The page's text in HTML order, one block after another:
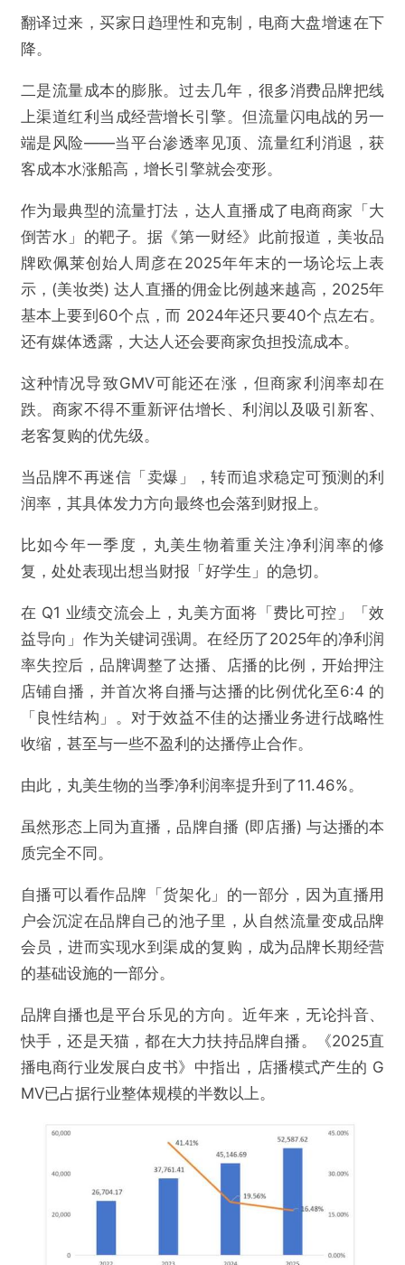
@降噪NoNoise
利润成了今年618的生死线
欺诈 色情 诱导行为
不实信息 违法犯罪 其他
提交
翻译过来，买家日趋理性和克制，电商大盘增速在下
降。
二是流量成本的膨胀。过去几年，很多消费品牌把线
上渠道红利当成经营增长引擎。但流量闪电战的另一
端是风险——当平台渗透率见顶、流量红利消退，获
客成本水涨船高，增长引擎就会变形。
作为最典型的流量打法，达人直播成了电商商家「大
倒苦水」的靶子。据《第一财经》此前报道，美妆品
牌欧佩莱创始人周彦在2025年年末的一场论坛上表
示，(美妆类) 达人直播的佣金比例越来越高，2025年
基本上要到60个点，而 2024年还只要40个点左右。
还有媒体透露，大达人还会要商家负担投流成本。
这种情况导致GMV可能还在涨，但商家利润率却在
跌。商家不得不重新评估增长、利润以及吸引新客、
老客复购的优先级。
当品牌不再迷信「卖爆」，转而追求稳定可预测的利
润率，其具体发力方向最终也会落到财报上。
比如今年一季度，丸美生物着重关注净利润率的修
复，处处表现出想当财报「好学生」的急切。
在 Q1 业绩交流会上，丸美方面将「费比可控」「效
益导向」作为关键词强调。在经历了2025年的净利润
率失控后，品牌调整了达播、店播的比例，开始押注
店铺自播，并首次将自播与达播的比例优化至6:4 的
「良性结构」。对于效益不佳的达播业务进行战略性
收缩，甚至与一些不盈利的达播停止合作。
由此，丸美生物的当季净利润率提升到了11.46%。
虽然形态上同为直播，品牌自播 (即店播) 与达播的本
质完全不同。
自播可以看作品牌「货架化」的一部分，因为直播用
户会沉淀在品牌自己的池子里，从自然流量变成品牌
会员，进而实现水到渠成的复购，成为品牌长期经营
的基础设施的一部分。
品牌自播也是平台乐见的方向。近年来，无论抖音、
快手，还是天猫，都在大力扶持品牌自播。《2025直
播电商行业发展白皮书》中指出，店播模式产生的 G
MV已占据行业整体规模的半数以上。